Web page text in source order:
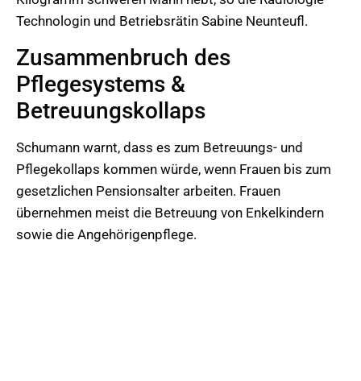
Technologin und Betriebsrätin Sabine Neunteufl.
Zusammenbruch des
Pflegesystems &
Betreuungskollaps
Schumann warnt, dass es zum Betreuungs- und
Pflegekollaps kommen würde, wenn Frauen bis zum
gesetzlichen Pensionsalter arbeiten. Frauen
übernehmen meist die Betreuung von Enkelkindern
sowie die Angehörigenpflege.